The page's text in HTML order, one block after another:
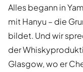
Alles begann in
mit Hanyu – die
bildet. Und wir
der
Glasgow, wo er